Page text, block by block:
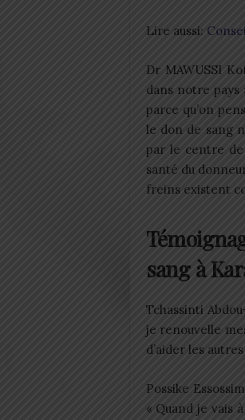
Lire aussi:
Dr MAWUSSI
dans notre
parce qu’on
le don de sang
par le centre de
santé du
freins existent
sang à
Tchassinti
je renouvelle
d’aider les
Possike
« Quand je vais